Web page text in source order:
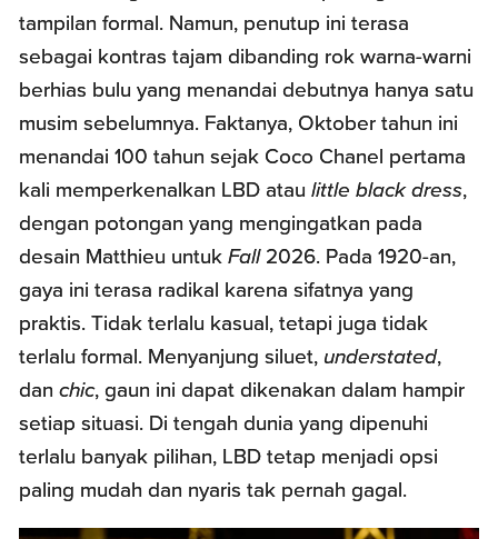
tampilan formal. Namun, penutup ini terasa
sebagai kontras tajam dibanding rok warna-warni
berhias bulu yang menandai debutnya hanya satu
musim sebelumnya. Faktanya, Oktober tahun ini
menandai 100 tahun sejak Coco Chanel pertama
kali memperkenalkan LBD ataulittle black dress,
dengan potongan yang mengingatkan pada
desain Matthieu untukFall2026. Pada 1920-an,
gaya ini terasa radikal karena sifatnya yang
praktis. Tidak terlalu kasual, tetapi juga tidak
terlalu formal. Menyanjung siluet, understated,
danchic, gaun ini dapat dikenakan dalam hampir
setiap situasi. Di tengah dunia yang dipenuhi
terlalu banyak pilihan, LBD tetap menjadi opsi
paling mudah dan nyaris tak pernah gagal.